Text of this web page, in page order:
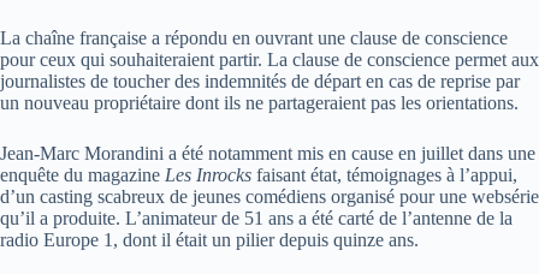
La chaîne française a répondu en ouvrant une clause de conscience
pour ceux qui souhaiteraient partir. La clause de conscience permet aux
journalistes de toucher des indemnités de départ en cas de reprise par
un nouveau propriétaire dont ils ne partageraient pas les orientations.
Jean-Marc Morandini a été notamment mis en cause en juillet dans une
enquête du magazine Les Inrocks faisant état, témoignages à l’appui,
d’un casting scabreux de jeunes comédiens organisé pour une websérie
qu’il a produite. L’animateur de 51 ans a été carté de l’antenne de la
radio Europe 1, dont il était un pilier depuis quinze ans.